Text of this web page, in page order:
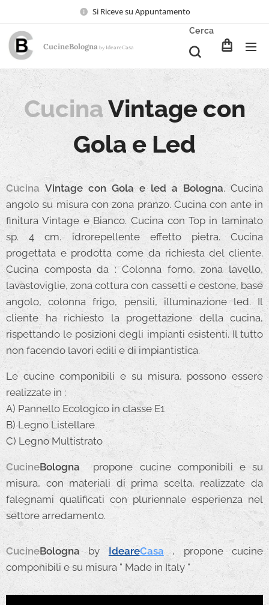
Si Riceve su Appuntamento
CucineBologna by IdeareCasa
Cerca
CucinaVintage con
Gola e Led
Cucina Vintage con Gola e led a Bologna. Cucina
angolo su misura con zona pranzo. Cucina con ante in
finitura Vintage e Bianco. Cucina con Top in laminato
sp. 4 cm. idrorepellente effetto pietra. Cucina
progettata e prodotta come da richiesta del cliente.
Cucina composta da : Colonna forno, zona lavello,
lavastoviglie, zona cottura con cassetti e cestone, base
angolo, colonna frigo, pensili, illuminazione led. Il
cliente ha richiesto la progettazione della cucina,
rispettando le posizioni degli impianti esistenti. Il tutto
non facendo lavori edili e di impiantistica.
Le cucine componibili e su misura, possono essere
realizzate in :
A) Pannello Ecologico in classe E1
B) Legno Listellare
C) Legno Multistrato
CucineBologna propone cucine componibili e su
misura, con materiali di prima scelta, realizzate da
falegnami qualificati con pluriennale esperienza nel
settore arredamento.
CucineBologna byIdeareCasa, propone cucine
componibili e su misura " Made in Italy "